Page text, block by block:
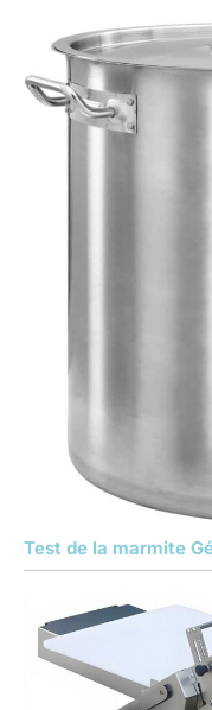
Test de la marmite